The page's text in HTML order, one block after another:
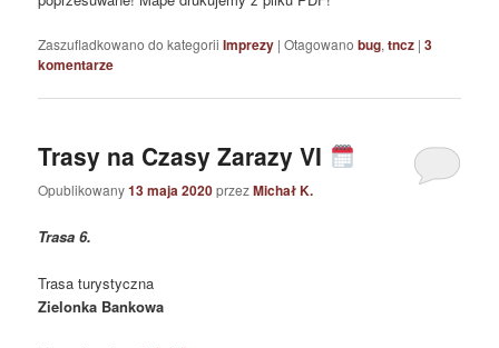
Zaszufladkowano do kategorii Imprezy |Otagowano bug,tncz |3
komentarze
Trasy na Czasy Zarazy VI
Opublikowany13 maja 2020przezMichał K.
Trasa 6.
Trasa turystyczna
Zielonka Bankowa